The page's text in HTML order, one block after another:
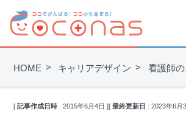
HOME キャリアデザイン 看護師
[記事作成日時 :2015年6月4日 ][最終更新日 :2023年6月